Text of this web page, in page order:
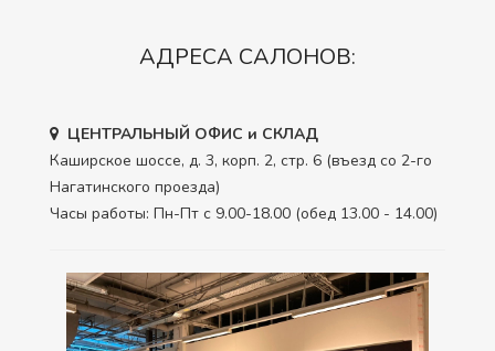
АДРЕСА САЛОНОВ:
ЦЕНТРАЛЬНЫЙ ОФИС и СКЛАД
Каширское шоссе, д. 3, корп. 2, стр. 6 (въезд со 2-го
Нагатинского проезда)
Часы работы: Пн-Пт с 9.00-18.00 (обед 13.00 - 14.00)